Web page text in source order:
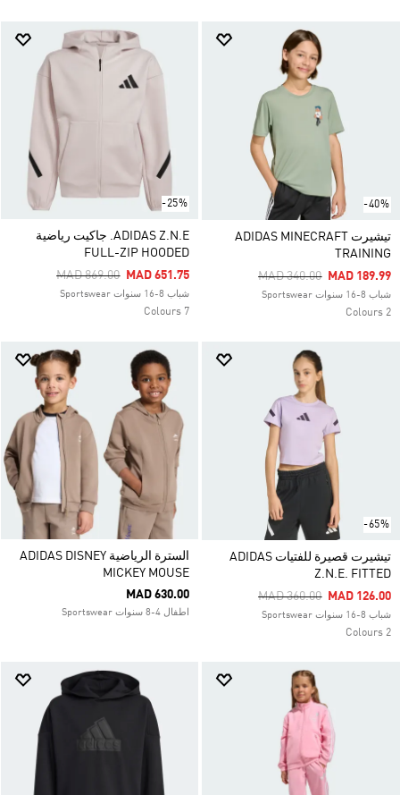
-40%
تيشيرت ADIDAS MINECRAFT
TRAINING
Price Reduced From
MAD 340.00ToMAD 189.99
شباب 8-16 سنوات Sportswear
2 Colours
-25%
ADIDAS Z.N.E. جاكيت رياضية
FULL-ZIP HOODED
Price Reduced From
MAD 869.00ToMAD 651.75
شباب 8-16 سنوات Sportswear
7 Colours
-65%
تيشيرت قصيرة للفتيات ADIDAS
Z.N.E. FITTED
Price Reduced From
MAD 360.00ToMAD 126.00
شباب 8-16 سنوات Sportswear
2 Colours
السترة الرياضية ADIDAS DISNEY
MICKEY MOUSE
MAD 630.00
اطفال 4-8 سنوات Sportswear